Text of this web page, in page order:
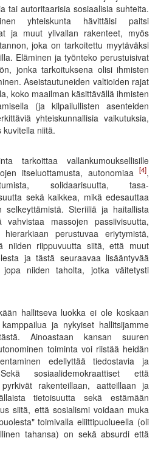
tai autoritaarisia sosiaalisia suhteita.
yhteiskunta hävittäisi paitsi
ja muut ylivallan rakenteet, myös
joka on tarkoitettu myytäväksi
Eläminen ja työnteko perustuisivat
jonka tarkoituksena olisi ihmisten
Aseistautuneiden valtioiden rajat
koko maailman käsittävällä ihmisten
(ja kilpailullisten asenteiden
yhteiskunnallisia vaikutuksia,
niitä.
tarkoittaa vallankumouksellisille
itseluottamusta, autonomiaa
[4],
solidaarisuutta, tasa-
sekä kaikkea, mikä edesauttaa
selkeyttämistä. Steriiliä ja haitallista
massojen passiivisuutta,
perustuvaa eriytymistä,
niiden riippuvuutta siitä, että muut
ja tästä seuraavaa lisääntyvää
niiden taholta, jotka väitetysti
hallitseva luokka ei ole koskaan
ja nykyiset hallitsijamme
Ainoastaan kansan suuren
toiminta voi riistää heidän
edellyttää tiedostavia ja
sosiaalidemokraattiset että
rakenteillaan, aatteillaan ja
tietoisuutta sekä estämään
siitä, että sosialismi voidaan muka
toimivalla eliittipuolueella (oli
tahansa) on sekä absurdi että